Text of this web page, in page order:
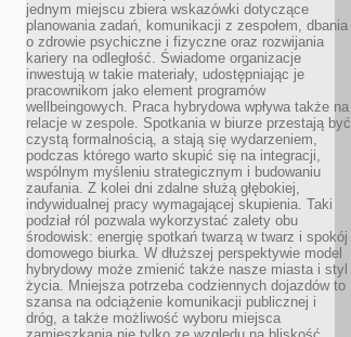
jednym miejscu zbiera wskazówki dotyczące
planowania zadań, komunikacji z zespołem, dbania
o zdrowie psychiczne i fizyczne oraz rozwijania
kariery na odległość. Świadome organizacje
inwestują w takie materiały, udostępniając je
pracownikom jako element programów
wellbeingowych. Praca hybrydowa wpływa także na
relacje w zespole. Spotkania w biurze przestają być
czystą formalnością, a stają się wydarzeniem,
podczas którego warto skupić się na integracji,
wspólnym myśleniu strategicznym i budowaniu
zaufania. Z kolei dni zdalne służą głębokiej,
indywidualnej pracy wymagającej skupienia. Taki
podział ról pozwala wykorzystać zalety obu
środowisk: energię spotkań twarzą w twarz i spokój
domowego biurka. W dłuższej perspektywie model
hybrydowy może zmienić także nasze miasta i styl
życia. Mniejsza potrzeba codziennych dojazdów to
szansa na odciążenie komunikacji publicznej i
dróg, a także możliwość wyboru miejsca